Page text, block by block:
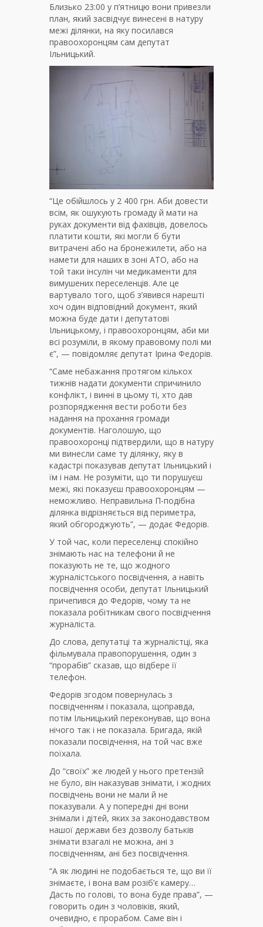
Близько 23:00 у п’ятницю вони привезли
план, який засвідчує винесені в натуру
межі ділянки, на яку посилався
правоохоронцям сам депутат
Ільницький.
“Це обійшлось у 2 400 грн. Аби довести
всім, як ошукують громаду й мати на
руках документи від фахівців, довелось
платити кошти, які могли б бути
витрачені або на бронежилети, або на
намети для наших в зоні АТО, або на
той таки інсулін чи медикаменти для
вимушених переселенців. Але це
вартувало того, щоб з’явився нарешті
хоч один відповідний документ, який
можна буде дати і депутатові
Ільницькому, і правоохоронцям, аби ми
всі розуміли, в якому правовому полі ми
є”, — повідомляє депутат Ірина Федорів.
“Саме небажання протягом кількох
тижнів надати документи спричинило
конфлікт, і винні в цьому ті, хто дав
розпорядження вести роботи без
надання на прохання громади
документів. Наголошую, що
правоохоронці підтвердили, що в натуру
ми винесли саме ту ділянку, яку в
кадастрі показував депутат Ільницький і
їм і нам. Не розуміти, що ти порушуєш
межі, які показуєш правоохоронцям —
неможливо. Неправильна П-подібна
ділянка відрізняється від периметра,
який обгороджують”, — додає Федорів.
У той час, коли переселенці спокійно
знімають нас на телефони й не
показують не те, що жодного
журналістського посвідчення, а навіть
посвідчення особи, депутат Ільницький
причепився до Федорів, чому та не
показала робітникам свого посвідчення
журналіста.
До слова, депутатці та журналістці, яка
фільмувала правопорушення, один з
“прорабів” сказав, що відбере її
телефон.
Федорів згодом повернулась з
посвідченням і показала, щоправда,
потім Ільницький переконував, що вона
нічого так і не показала. Бригада, якій
показали посвідчення, на той час вже
поїхала.
До “своїх” же людей у нього претензій
не було, він наказував знімати, і жодних
посвідчень вони не мали й не
показували. А у попередні дні вони
знімали і дітей, яких за законодавством
нашої держави без дозволу батьків
знімати взагалі не можна, ані з
посвідченням, ані без посвідчення.
“А як людині не подобається те, що ви її
знімаєте, і вона вам розіб’є камеру…
Дасть по голові, то вона буде права”, —
говорить один з чоловіків, який,
очевидно, є прорабом. Саме він і